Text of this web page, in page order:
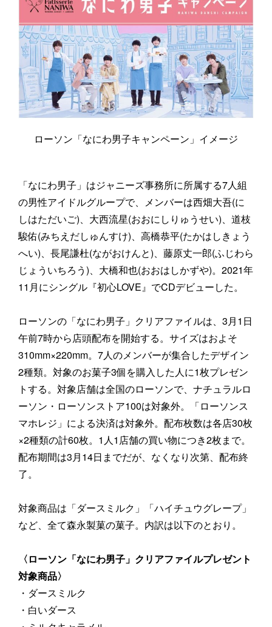
ローソン「なにわ男子キャンペーン」イメージ
「なにわ男子」はジャニーズ事務所に所属する7人組
の男性アイドルグループで、メンバーは西畑大吾(に
しはただいご)、大西流星(おおにしりゅうせい)、道枝
駿佑(みちえだしゅんすけ)、高橋恭平(たかはしきょう
へい)、長尾謙杜(ながおけんと)、藤原丈一郎(ふじわら
じょういちろう)、大橋和也(おおはしかずや)。2021年
11月にシングル『初心LOVE』でCDデビューした。
ローソンの「なにわ男子」クリアファイルは、3月1日
午前7時から店頭配布を開始する。サイズはおよそ
310mm×220mm。7人のメンバーが集合したデザイン
2種類。対象のお菓子3個を購入した人に1枚プレゼン
トする。対象店舗は全国のローソンで、ナチュラルロ
ーソン・ローソンストア100は対象外。「ローソンス
マホレジ」による決済は対象外。配布枚数は各店30枚
×2種類の計60枚。1人1店舗の買い物につき2枚まで。
配布期間は3月14日までだが、なくなり次第、配布終
了。
対象商品は「ダースミルク」「ハイチュウグレープ」
など、全て森永製菓の菓子。内訳は以下のとおり。
〈ローソン「なにわ男子」クリアファイルプレゼント
対象商品〉
・ダースミルク
・白いダース